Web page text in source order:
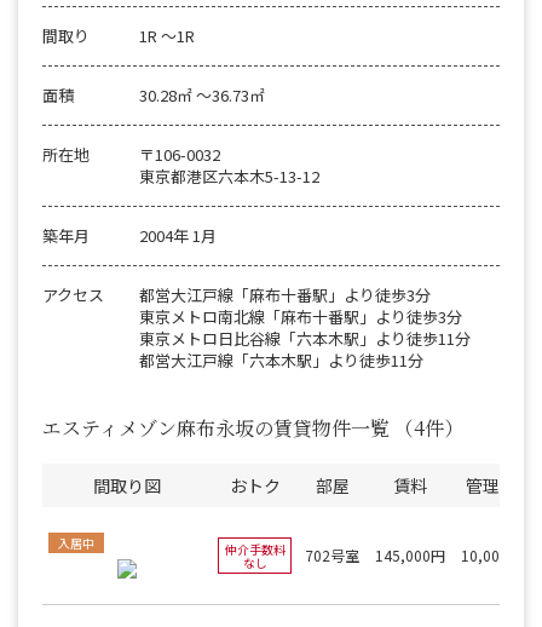
間取り 1R 〜1R
面積 30.28㎡ 〜36.73㎡
所在地
〒106-0032
東京都港区六本木5-13-12
築年月 2004年 1月
アクセス
都営大江戸線「麻布十番駅」より徒歩3分
東京メトロ南北線「麻布十番駅」より徒歩3分
東京メトロ日比谷線「六本木駅」より徒歩11分
都営大江戸線「六本木駅」より徒歩11分
エスティメゾン麻布永坂の賃貸物件一覧 （4件）
間取り図 おトク 部屋 賃料 管理費
入居中 仲介手数料
なし 702号室 145,000円 10,000円